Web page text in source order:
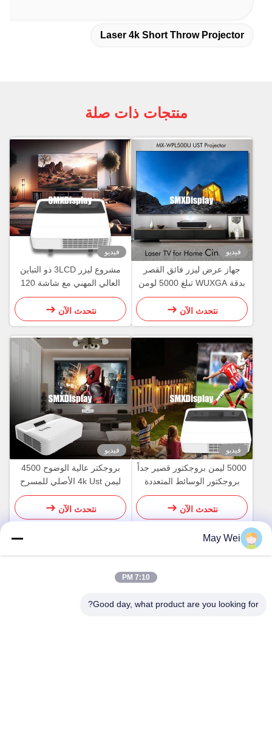
Laser 4k Short Throw Projector
منتجات ذات صلة
فيديو
جهاز عرض ليزر فائق القصر
بدقة WUXGA تبلغ 5000 لومن
لتجربة سينما منزلية تلفزيونية
نتحدث الآن
فيديو
مشروع ليزر 3LCD ذو التباين
العالي المهني مع شاشة 120
بوصة
نتحدث الآن
فيديو
5000 ليمن بروجكتور قصير جداً
بروجكتور الوسائط المتعددة
بالليزر
نتحدث الآن
فيديو
بروجكتر عالية الوضوح 4500
ليمن 4k Ust الأصلي للمسرح
المنزلي
نتحدث الآن
العنوان
May Wei
7:10 PM
Good day, what product are you looking for?